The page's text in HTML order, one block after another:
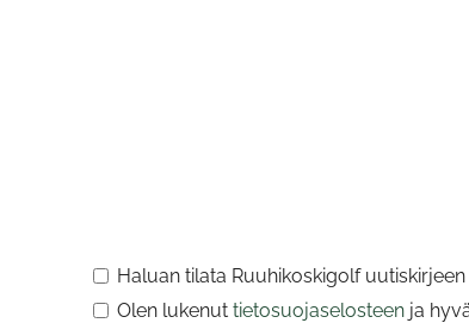
Haluan tilata Ruuhikoskigolf uutiskirjeen
Olen lukenut tietosuojaselosteen ja